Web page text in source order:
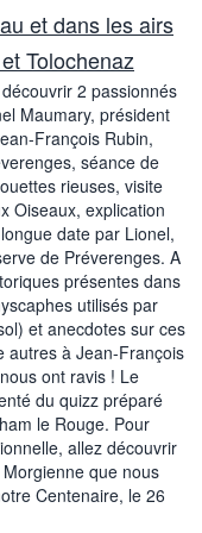
et dans les airs
Tolochenaz
2 passionnés
Maumary, président
François Rubin,
séance de
rieuses, visite
Oiseaux, explication
date par Lionel,
de Préverenges. A
présentes dans
utilisés par
et anecdotes sur ces
autres à Jean-François
ont ravis ! Le
du quizz préparé
le Rouge. Pour
allez découvrir
que nous
Centenaire, le 26